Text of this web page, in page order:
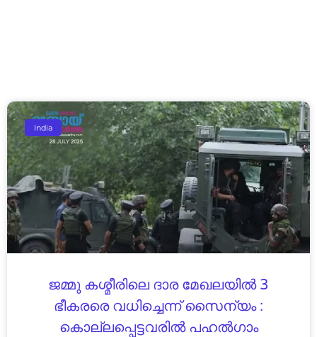
India
ജമ്മു കശ്മീരിലെ ദാര മേഖലയിൽ 3
ഭീകരരെ വധിച്ചെന്ന് സൈന്യം :
കൊല്ലപ്പെട്ടവരിൽ പഹൽഗാം